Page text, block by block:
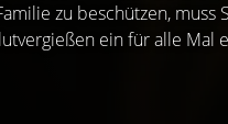
zu beschützen,
ein für alle Mal